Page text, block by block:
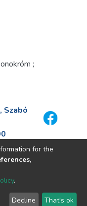
;
Szabó
for the
.
Decline That's ok